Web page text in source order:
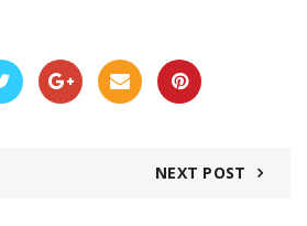
NEXT POST